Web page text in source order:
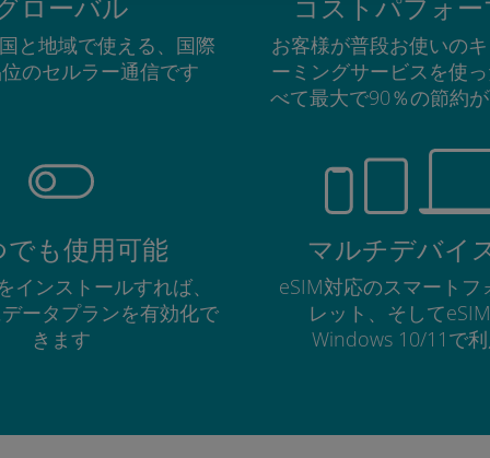
ローバル
と地域で使える、国際
のセルラー通信です
コストパフォ
お客様が普段お使いの
ーミングサービスを使
べて最大で90％の節約
でも使用可能
インストールすれば、
ータプランを有効化で
きます
マルチデバイ
eSIM対応のスマートフ
レット、そして
Windows 10/11で